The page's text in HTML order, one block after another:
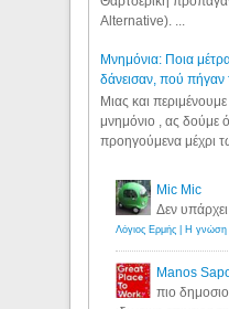
Alternative). ...
Μνημόνια: Ποια
δάνεισαν, πού πήγαν
Μιας και
μνημόνιο , ας δούμε
προηγούμενα μέχρι
Mic Mic
Δεν
Manos
πιο